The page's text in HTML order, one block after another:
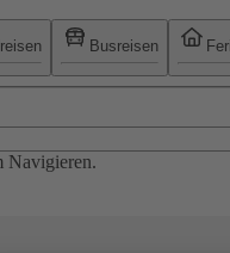
Busreisen
Navigieren.